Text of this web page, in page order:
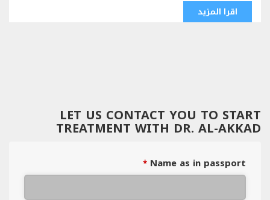
اقرا المزيد
LET US CONTACT YOU TO START
TREATMENT WITH DR. AL-AKKAD
Name as in passport
*